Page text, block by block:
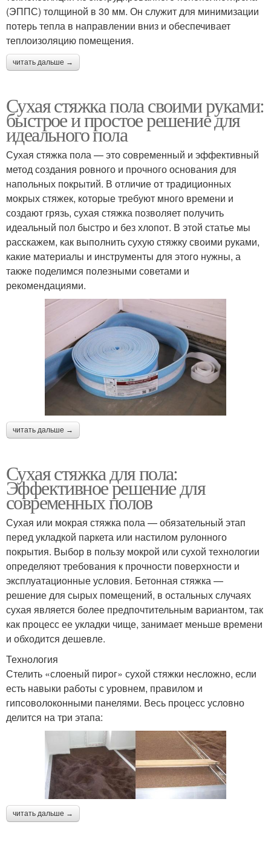
(ЭППС) толщиной в 30 мм. Он служит для минимизации
потерь тепла в направлении вниз и обеспечивает
теплоизоляцию помещения.
читать дальше →
Сухая стяжка пола своими руками:
быстрое и простое решение для
идеального пола
Сухая стяжка пола — это современный и эффективный
метод создания ровного и прочного основания для
напольных покрытий. В отличие от традиционных
мокрых стяжек, которые требуют много времени и
создают грязь, сухая стяжка позволяет получить
идеальный пол быстро и без хлопот. В этой статье мы
расскажем, как выполнить сухую стяжку своими руками,
какие материалы и инструменты для этого нужны, а
также поделимся полезными советами и
рекомендациями.
читать дальше →
Сухая стяжка для пола:
Эффективное решение для
современных полов
Сухая или мокрая стяжка пола — обязательный этап
перед укладкой паркета или настилом рулонного
покрытия. Выбор в пользу мокрой или сухой технологии
определяют требования к прочности поверхности и
эксплуатационные условия. Бетонная стяжка —
решение для сырых помещений, в остальных случаях
сухая является более предпочтительным вариантом, так
как процесс ее укладки чище, занимает меньше времени
и обходится дешевле.
Технология
Стелить «слоеный пирог» сухой стяжки несложно, если
есть навыки работы с уровнем, правилом и
гипсоволоконными панелями. Весь процесс условно
делится на три этапа:
читать дальше →